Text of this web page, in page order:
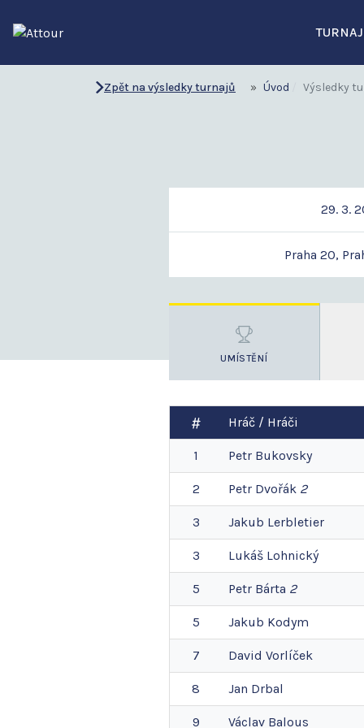
Úvod Výsledky
Zpět na výsledky turnajů
29. 3.
Praha 20,
UMÍSTĚNÍ
Hráč / Hráči
1 Petr Bukovsky
2 Petr Dvořák 2
3 Jakub Lerbletier
3 Lukáš Lohnický
5 Petr Bárta 2
5 Jakub Kodym
7 David Vorlíček
8 Jan Drbal
9 Václav Balous